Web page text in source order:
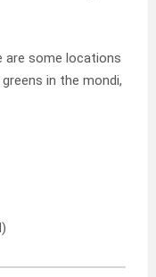
are some locations
in the mondi,